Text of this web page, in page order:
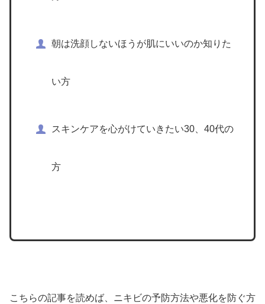
朝は洗顔しないほうが肌にいいのか知りた
い方
スキンケアを心がけていきたい30、40代の
方
こちらの記事を読めば、ニキビの予防方法や悪化を防ぐ方